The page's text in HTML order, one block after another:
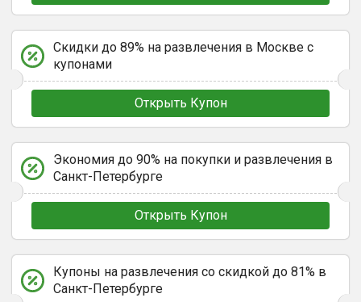
Скидки до 89% на развлечения в Москве с
купонами
Открыть Купон
Экономия до 90% на покупки и развлечения в
Санкт-Петербурге
Открыть Купон
Купоны на развлечения со скидкой до 81% в
Санкт-Петербурге